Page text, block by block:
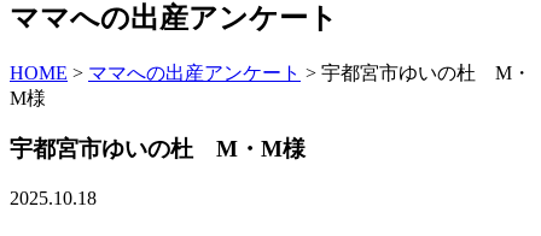
ママへの出産アンケート
HOME > ママへの出産アンケート > 宇都宮市ゆいの杜 M・
M様
宇都宮市ゆいの杜 M・M様
2025.10.18